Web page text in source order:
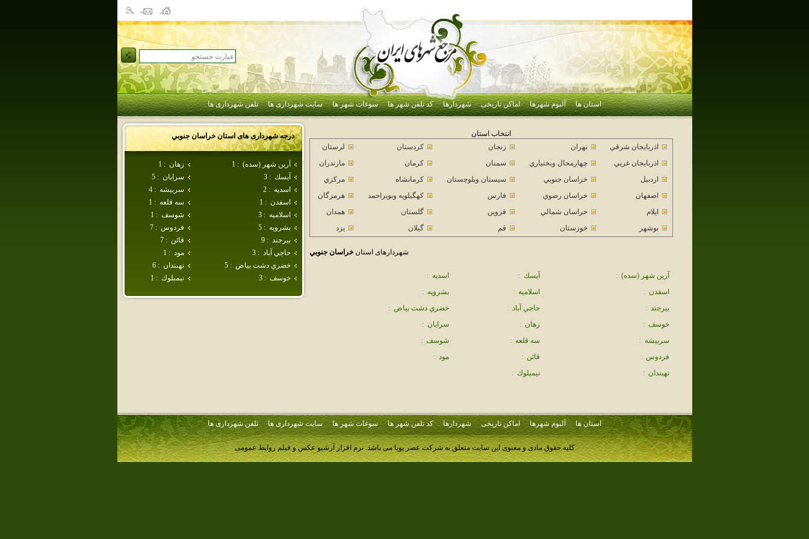
استان ها آلبوم شهرها اماکن تاریخی شهردارها کد تلفن شهر ها سوغات شهر ها سایت شهرداری ها تلفن شهرداری ها
درجه شهرداری های استانخراسان جنوبي
آرين شهر (سده) :
1 زهان :
1
آيسك :
3 سرايان :
5
اسديه :
2 سربيشه :
4
اسفدن :
1 سه قلعه :
1
اسلاميه :
3 شوسف :
1
بشرويه :
5 فردوس :
7
بيرجند :
9 قائن :
7
حاجي آباد :
3 مود :
1
خضري دشت بياض :
5 نهبندان :
6
خوسف :
3 نيمبلوك :
1
انتخاب استان
اذربايجان شرقي
تهران زنجان كردستان
لرستان
اذربايجان غربي
چهارمحال وبختياري سمنان كرمان
مازندران
اردبيل
خراسان جنوبي سيستان وبلوچستان كرمانشاه
مركزي
اصفهان
خراسان رضوي فارس كهگيلويه وبويراحمد
هرمزگان
ايلام
خراسان شمالي قزوين گلستان
همدان
بوشهر
خوزستان قم گيلان يزد
شهردارهای استانخراسان جنوبي
آرين شهر (سده) : آيسك : اسديه :
اسفدن : اسلاميه : بشرويه :
بيرجند : حاجي آباد : خضري دشت بياض :
خوسف : زهان : سرايان :
سربيشه : سه قلعه : شوسف :
فردوس : قائن : مود :
نهبندان : نيمبلوك :
استان ها آلبوم شهرها اماکن تاریخی شهردارها کد تلفن شهر ها سوغات شهر ها سایت شهرداری ها تلفن شهرداری ها
کلیه حقوق مادی و معنوی این سایت متعلق به شرکت عصر پویا می باشد.نرم افزار آرشیو عکس و فیلم روابط عمومی